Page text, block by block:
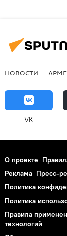
НОВОСТИ
VK
О проекте
Реклама Пресс-
Политика
Политика
Правила
технологий